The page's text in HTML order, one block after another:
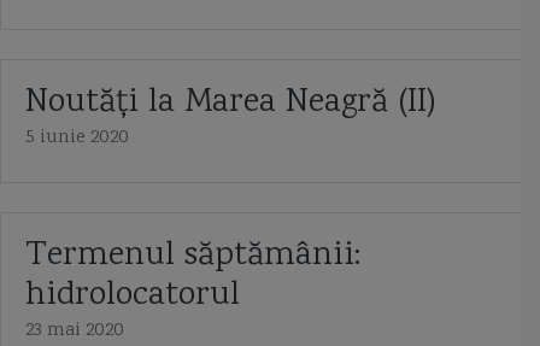
Noutăți la Marea Neagră (II)
5 iunie 2020
Termenul săptămânii:
hidrolocatorul
23 mai 2020